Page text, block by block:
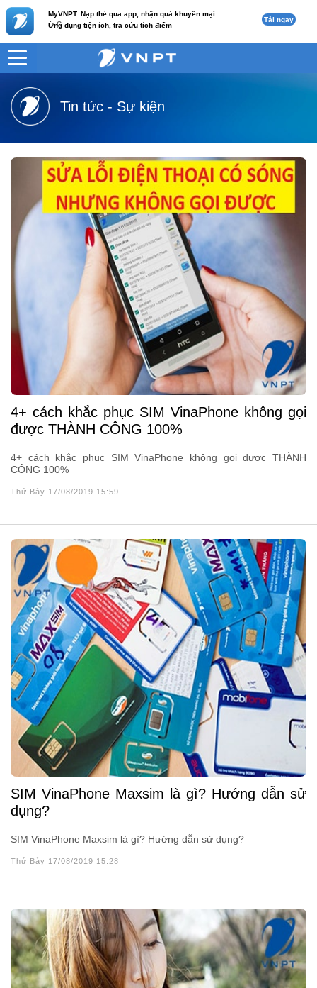
MyVNPT: Nạp thẻ qua app, nhận quà khuyến mại
Ứng dụng tiện ích, tra cứu tích điểm
c Tải ngay
VNPT
Tin tức - Sự kiện
4+ cách khắc phục SIM VinaPhone không gọi
được THÀNH CÔNG 100%
4+ cách khắc phục SIM VinaPhone không gọi được THÀNH
CÔNG 100%
Thứ Bảy 17/08/2019 15:59
SIM VinaPhone Maxsim là gì? Hướng dẫn sử
dụng?
SIM VinaPhone Maxsim là gì? Hướng dẫn sử dụng?
Thứ Bảy 17/08/2019 15:28